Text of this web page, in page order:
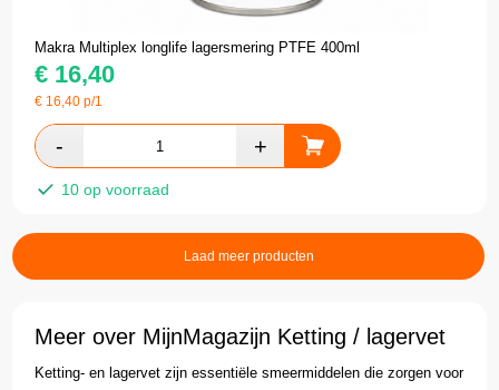
Meer over MijnMagazijn Ketting / lagervet
Ketting- en lagervet zijn essentiële smeermiddelen die zorgen voor
Makra Multiplex longlife lagersmering PTFE 400ml
€ 16,40
€ 16,40 p/1
10 op voorraad
Laad meer producten